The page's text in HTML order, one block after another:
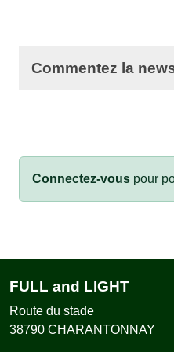
Commentez la
Connectez-vous pour
FULL and LIGHT
Route du stade
38790 CHARANTONNAY